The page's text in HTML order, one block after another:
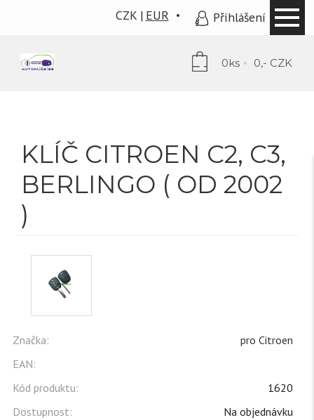
CZK EUR Přihlášení
0ks 0,- CZK
KLÍČ CITROEN C2, C3,
BERLINGO ( OD 2002
)
Značka:
pro Citroen
EAN:
Kód produktu:
1620
Dostupnost:
Na objednávku